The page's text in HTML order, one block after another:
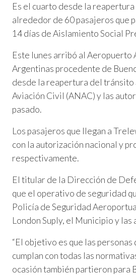
Es el cuarto desde la
alrededor de 60 pasajeros que
14 días de Aislamiento Social
Este lunes arribó al Aeropuerto
Argentinas procedente de
desde la reapertura del
Aviación Civil (ANAC) y las
pasado.
Los pasajeros que llegan a
con la autorización nacional y
respectivamente.
El titular de la Dirección de
que el operativo de seguridad
Policía de Seguridad
London Suply, el Municipio y
“El objetivo es que las
cumplan con todas las
ocasión también partieron para